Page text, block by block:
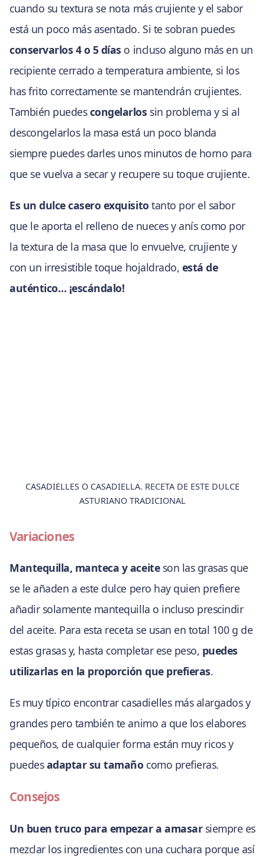
cuando su textura se nota más crujiente y el sabor
está un poco más asentado. Si te sobran puedes
conservarlos 4 o 5 días o incluso alguno más en un
recipiente cerrado a temperatura ambiente, si los
has frito correctamente se mantendrán crujientes.
También puedescongelarlos sin problema y si al
descongelarlos la masa está un poco blanda
siempre puedes darles unos minutos de horno para
que se vuelva a secar y recupere su toque crujiente.
Es un dulce casero exquisito tanto por el sabor
que le aporta el relleno de nueces y anís como por
la textura de la masa que lo envuelve, crujiente y
con un irresistible toque hojaldrado, está de
auténtico… ¡escándalo!
CASADIELLES O CASADIELLA. RECETA DE ESTE DULCE
ASTURIANO TRADICIONAL
Variaciones
Mantequilla, manteca y aceiteson las grasas que
se le añaden a este dulce pero hay quien prefiere
añadir solamente mantequilla o incluso prescindir
del aceite. Para esta receta se usan en total 100 g de
estas grasas y, hasta completar ese peso, puedes
utilizarlas en la proporción que prefieras.
Es muy típico encontrar casadielles más alargados y
grandes pero también te animo a que los elabores
pequeños, de cualquier forma están muy ricos y
puedesadaptar su tamaño como prefieras.
Consejos
Un buen truco para empezar a amasarsiempre es
mezclar los ingredientes con una cuchara porque así